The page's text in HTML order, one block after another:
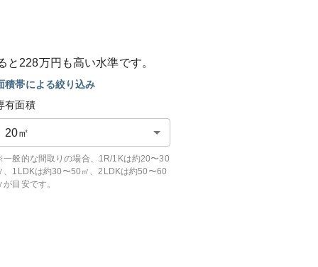
と 228万円も高い水準です。
積帯による絞り込み
有面積
20㎡
般的な間取りの場合、1R/1Kは約20〜30
、1LDKは約30〜50㎡、2LDKは約50〜60
が目安です。